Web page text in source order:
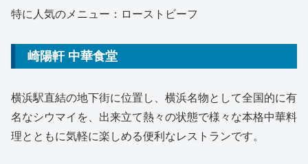
特に人気のメニュー：ローストビーフ
崎陽軒 中華食堂
横浜駅直結の地下街に位置し、横浜名物として全国的に有
名なシウマイを、出来立て熱々の状態で様々な本格中華料
理とともに気軽に楽しめる便利なレストランです。